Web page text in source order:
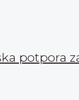
potpora